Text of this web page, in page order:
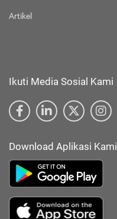
Artikel
Ikuti Media Sosial Kami
Download Aplikasi Kami